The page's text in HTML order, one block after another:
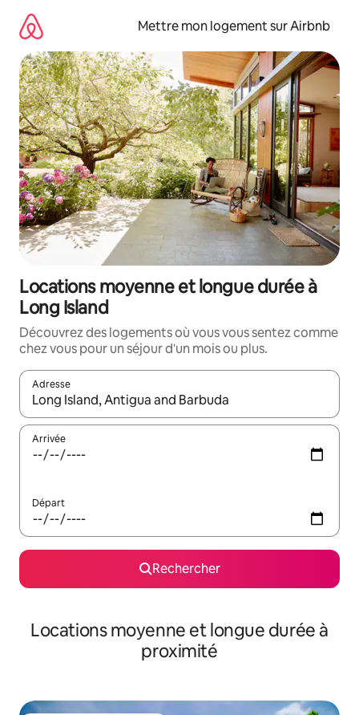
directement
contenu
Mettre mon logement sur Airbnb
Locations moyenne et longue durée à
Long Island
Découvrez des logements où vous vous sentez comme
chez vous pour un séjour d'un mois ou plus.
Adresse
Lorsque les résultats s'affichent, utilisez les flèches vers le
Arrivée
Départ
Rechercher
Locations moyenne et longue durée à
proximité